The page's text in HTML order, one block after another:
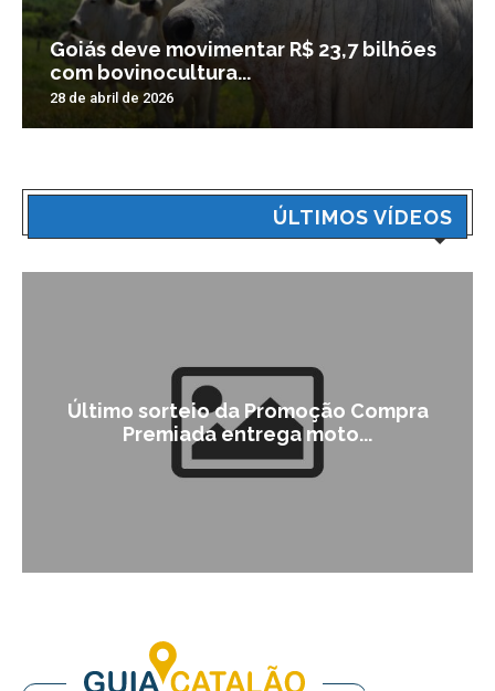
Goiás deve movimentar R$ 23,7 bilhões
com bovinocultura...
28 de abril de 2026
ÚLTIMOS VÍDEOS
Último sorteio da Promoção Compra
Premiada entrega moto...